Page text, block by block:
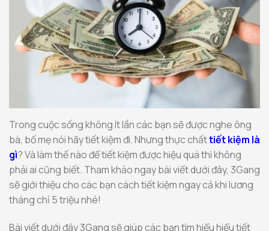
Trong cuộc sống không ít lần các bạn sẽ được nghe ông
bà, bố mẹ nói hãy tiết kiệm đi. Nhưng thực chấttiết kiệm là
gì? Và làm thế nào để tiết kiệm được hiệu quả thì không
phải ai cũng biết. Tham khảo ngay bài viết dưới đây, 3Gang
sẽ giới thiệu cho các bạn cách tiết kiệm ngay cả khi lương
tháng chỉ 5 triệu nhé!
Bài viết dưới đây 3Gang sẽ giúp các bạn tìm hiểu hiểu tiết